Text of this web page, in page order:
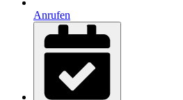
Anrufen